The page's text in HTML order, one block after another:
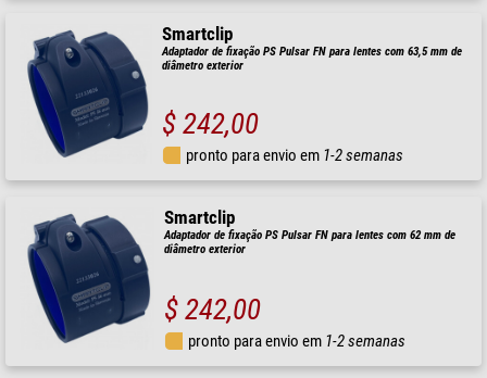
Smartclip
Adaptador de fixação PS Pulsar FN para lentes com 63,5 mm de
diâmetro exterior
$ 242,00
pronto para envio em 1-2 semanas
Smartclip
Adaptador de fixação PS Pulsar FN para lentes com 62 mm de
diâmetro exterior
$ 242,00
pronto para envio em 1-2 semanas